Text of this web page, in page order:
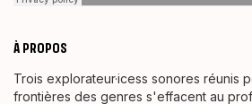
À PROPOS
Trois explorateur·icess sonores réunis
frontières des genres s'effacent au